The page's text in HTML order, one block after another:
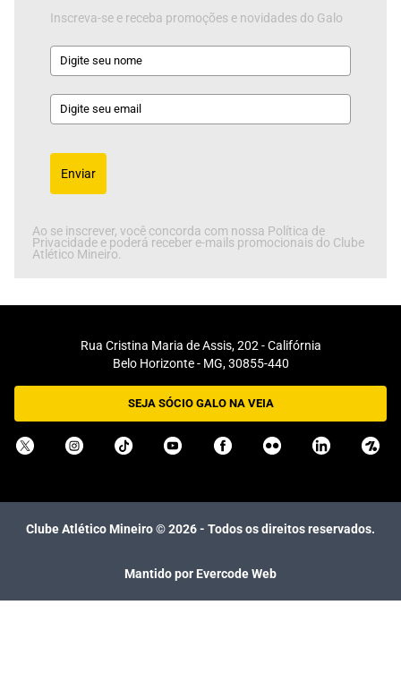
Inscreva-se e receba promoções e novidades do Galo
Enviar
Ao se inscrever, você concorda com nossa Política de
Privacidade e poderá receber e-mails promocionais do Clube
Atlético Mineiro.
Rua Cristina Maria de Assis, 202 - Califórnia
Belo Horizonte - MG, 30855-440
SEJA SÓCIO GALO NA VEIA
Clube Atlético Mineiro ©2026- Todos os direitos reservados.
Mantido por Evercode Web